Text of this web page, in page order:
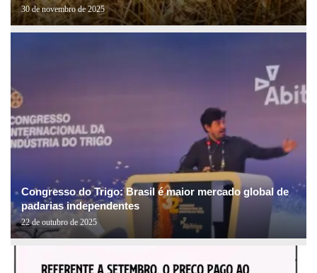
30 de novembro de 2025
Congresso do Trigo: Brasil é maior mercado global de
padarias independentes
22 de outubro de 2025